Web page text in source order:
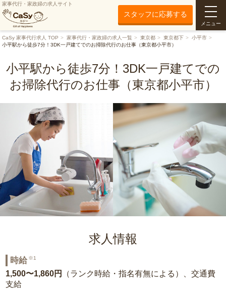
家事代行・家政婦の求人サイト
スタッフに応募する
メニュー
CaSy 家事代行求人 TOP 家事代行・家政婦の求人一覧 東京都 東京都下
小平市
小平駅から徒歩7分！3DK一戸建てでのお掃除代行のお仕事（東京都小平市）
小平駅から徒歩7分！3DK一戸建てでの
お掃除代行のお仕事（東京都小平市）
求人情報
時給 ※1
1,500〜1,860円
（ランク時給・指名有無による）、交通費
支給